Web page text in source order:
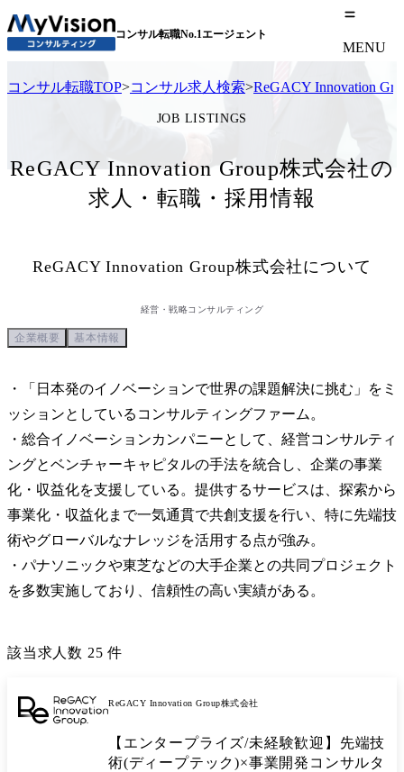
コンサル転職No.1エージェント
MENU
コンサル転職TOP>コンサル求人検索>ReGACY Innovation
JOB LISTINGS
ReGACY Innovation Group株式会社の
求人・転職・採用情報
ReGACY Innovation Group株式会社について
経営・戦略コンサルティング
企業概要 基本情報
・「日本発のイノベーションで世界の課題解決に挑む」をミ
ッションとしているコンサルティングファーム。
・総合イノベーションカンパニーとして、経営コンサルティ
ングとベンチャーキャピタルの手法を統合し、企業の事業
化・収益化を支援している。提供するサービスは、探索から
事業化・収益化まで一気通貫で共創支援を行い、特に先端技
術やグローバルなナレッジを活用する点が強み。
・パナソニックや東芝などの大手企業との共同プロジェクト
を多数実施しており、信頼性の高い実績がある。
該当求人数 25 件
ReGACY Innovation Group株式会社
【エンタープライズ/未経験歓迎】先端技
術(ディープテック)×事業開発コンサルタ